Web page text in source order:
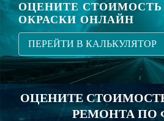
ОЦЕНИТЕ
ОКРАСКИ ОНЛАЙН
ПЕРЕЙТИ В КАЛЬКУЛЯТОР
ОЦЕНИТЕ
РЕМОНТА ПО